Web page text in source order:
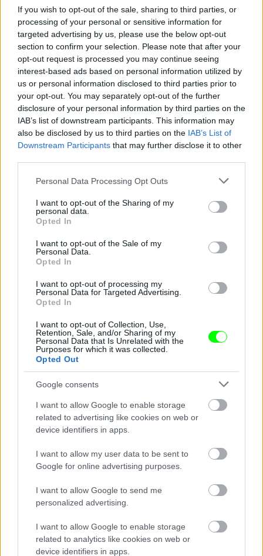
If you wish to opt-out of the sale, sharing to third parties, or
processing of your personal or sensitive information for
targeted advertising by us, please use the below opt-out
section to confirm your selection. Please note that after your
opt-out request is processed you may continue seeing
interest-based ads based on personal information utilized by
us or personal information disclosed to third parties prior to
your opt-out. You may separately opt-out of the further
disclosure of your personal information by third parties on the
IAB’s list of downstream participants. This information may
also be disclosed by us to third parties on the IAB’s List of
Downstream Participants that may further disclose it to other
Please note that this website/app uses one or more Google
not limited to your visit or usage behaviour. You may click to
grant or deny consent to Google and its third-party tags to
use your data for below specified purposes in below Google
consent section.
Personal Data Processing Opt Outs
I want to opt-out of the Sharing of my
personal data.
Opted In
I want to opt-out of the Sale of my
Personal Data.
Opted In
I want to opt-out of processing my
Personal Data for Targeted Advertising.
Opted In
I want to opt-out of Collection, Use,
Retention, Sale, and/or Sharing of my
Personal Data that Is Unrelated with the
Purposes for which it was collected.
Opted Out
Google consents
I want to allow Google to enable storage
related to advertising like cookies on web or
device identifiers in apps.
I want to allow my user data to be sent to
Google for online advertising purposes.
I want to allow Google to send me
personalized advertising.
I want to allow Google to enable storage
related to analytics like cookies on web or
device identifiers in apps.
Klasszikus jóga mozdulat
Fotó: Bakró-Nagy Ferenc / Velvet #9
Jön még kép!
Mindenki nyújtozzon
Jön még kép!
Szemtől-szemben
Fotó: Bakró-Nagy Ferenc / Velvet